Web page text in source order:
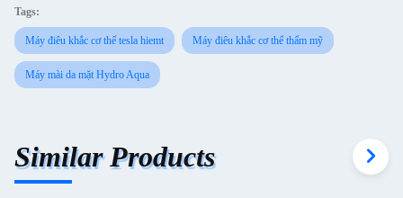
Tags:
Máy điêu khắc cơ thể tesla hiemt Máy điêu khắc cơ thể thẩm mỹ
Máy mài da mặt Hydro Aqua
Similar Products